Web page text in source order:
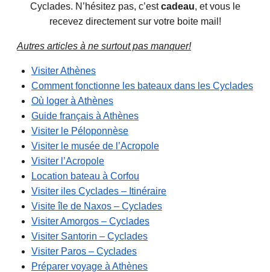
Cyclades. N’hésitez pas, c’estcadeau, et vous le
recevez directement sur votre boite mail!
Autres articles à ne surtout pas manquer!
Visiter Athènes
Comment fonctionne les bateaux dans les Cyclades
Où loger à Athènes
Guide français à Athènes
Visiter le Péloponnèse
Visiter le musée de l’Acropole
Visiter l’Acropole
Location bateau à Corfou
Visiter iles Cyclades – Itinéraire
Visite île de Naxos – Cyclades
Visiter Amorgos – Cyclades
Visiter Santorin – Cyclades
Visiter Paros – Cyclades
Préparer voyage à Athènes